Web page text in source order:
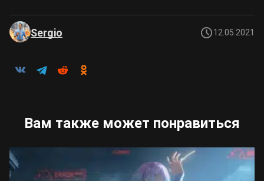
Sergio 12.05.2021
Вам также может понравиться